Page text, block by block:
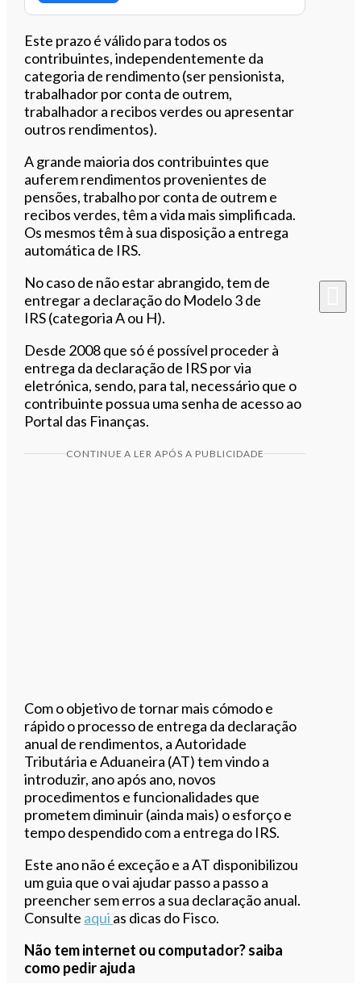
Este prazo é válido para todos os
contribuintes, independentemente da
categoria de rendimento (ser pensionista,
trabalhador por conta de outrem,
trabalhador a recibos verdes ou apresentar
outros rendimentos).
A grande maioria dos contribuintes que
auferem rendimentos provenientes de
pensões, trabalho por conta de outrem e
recibos verdes, têm a vida mais simplificada.
Os mesmos têm à sua disposição a entrega
automática de IRS.
No caso de não estar abrangido, tem de
entregar a declaração do Modelo 3 de
IRS (categoria A ou H).
Desde 2008 que só é possível proceder à
entrega da declaração de IRS por via
eletrónica, sendo, para tal, necessário que o
contribuinte possua uma senha de acesso ao
Portal das Finanças.
CONTINUE A LER APÓS A PUBLICIDADE
Com o objetivo de tornar mais cómodo e
rápido o processo de entrega da declaração
anual de rendimentos, a Autoridade
Tributária e Aduaneira (AT) tem vindo a
introduzir, ano após ano, novos
procedimentos e funcionalidades que
prometem diminuir (ainda mais) o esforço e
tempo despendido com a entrega do IRS.
Este ano não é exceção e a AT disponibilizou
um guia que o vai ajudar passo a passo a
preencher sem erros a sua declaração anual.
Consulte aqui as dicas do Fisco.
Não tem internet ou computador? saiba
como pedir ajuda